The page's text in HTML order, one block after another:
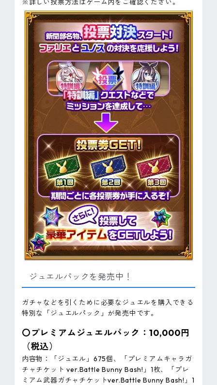
※詳しい投票方法はゲーム内をご確認ください。
ジュエルパックを発売中！
ガチャなどを引くために必要なジュエルを購入できる
特別な「ジュエルパック」が発売中です。
〇プレミアムジュエルパック：10,000円
（税込）
内容物：「ジュエル」675個、「プレミアムキャラガ
チャチケット ver.Battle Bunny Bash!」1枚、「プレ
ミアム武器ガチャチケットver.Battle Bunny Bash!」1